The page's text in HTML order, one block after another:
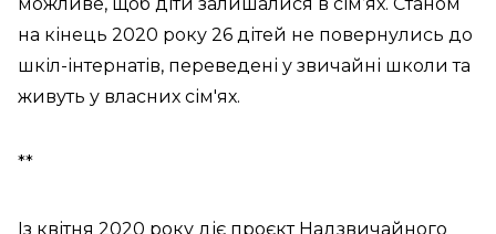
на кінець 2020 року 26 дітей не повернулись до
шкіл-інтернатів, переведені у звичайні школи та
живуть у власних сім'ях.
**
Із квітня 2020 року діє проєкт Надзвичайного